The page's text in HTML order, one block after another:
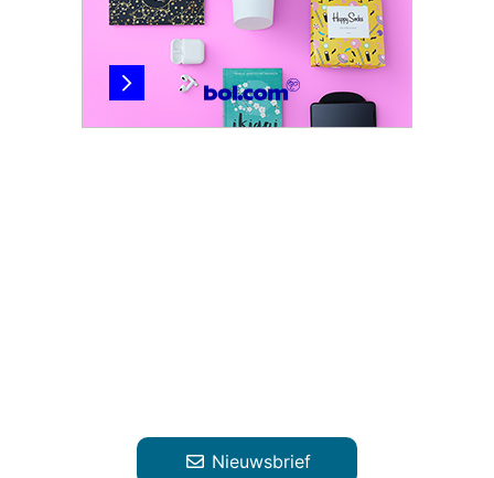
Nieuwsbrief